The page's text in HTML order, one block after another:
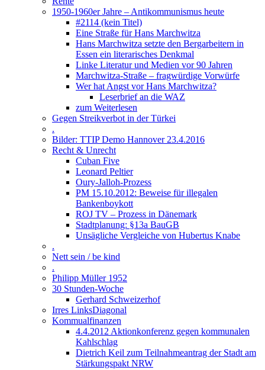
1950-1960er Jahre – Antikommunismus heute
#2114 (kein Titel)
Eine Straße für Hans Marchwitza
Hans Marchwitza setzte den Bergarbeitern in
Essen ein literarisches Denkmal
Linke Literatur und Medien vor 90 Jahren
Marchwitza-Straße – fragwürdige Vorwürfe
Wer hat Angst vor Hans Marchwitza?
Leserbrief an die WAZ
zum Weiterlesen
Gegen Streikverbot in der Türkei
.
Bilder: TTIP Demo Hannover 23.4.2016
Recht & Unrecht
Cuban Five
Leonard Peltier
Oury-Jalloh-Prozess
PM 15.10.2012: Beweise für illegalen
Bankenboykott
ROJ TV – Prozess in Dänemark
Stadtplanung: §13a BauGB
Unsägliche Vergleiche von Hubertus Knabe
.
Nett sein / be kind
.
Philipp Müller 1952
30 Stunden-Woche
Gerhard Schweizerhof
Irres LinksDiagonal
Kommualfinanzen
4.4.2012 Aktionkonferenz gegen kommunalen
Kahlschlag
Dietrich Keil zum Teilnahmeantrag der Stadt am
Stärkungspakt NRW